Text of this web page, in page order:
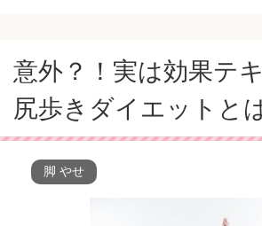
意外？！実は効果テ
尻歩きダイエットと
脚 やせ